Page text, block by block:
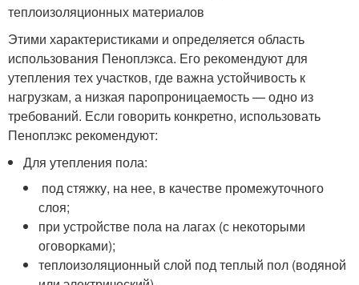
теплоизоляционных материалов
Этими характеристиками и определяется область
использования Пеноплэкса. Его рекомендуют для
утепления тех участков, где важна устойчивость к
нагрузкам, а низкая паропроницаемость — одно из
требований. Если говорить конкретно, использовать
Пеноплэкс рекомендуют:
Для утепления пола:
под стяжку, на нее, в качестве промежуточного
слоя;
при устройстве пола на лагах (с некоторыми
оговорками);
теплоизоляционный слой под теплый пол (водяной